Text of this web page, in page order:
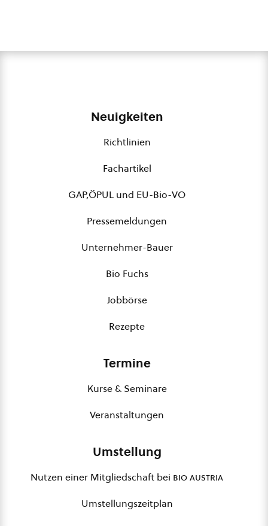
Neuigkeiten
Richtlinien
Fachartikel
GAP,ÖPUL und EU-Bio-VO
Pressemeldungen
Unternehmer-Bauer
Bio Fuchs
Jobbörse
Rezepte
Termine
Kurse & Seminare
Veranstaltungen
Umstellung
Nutzen einer Mitgliedschaft bei bio austria
Umstellungszeitplan